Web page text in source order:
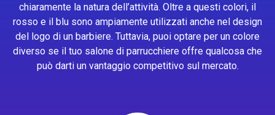
chiaramente la natura dell’attività. Oltre a questi colori, il
rosso e il blu sono ampiamente utilizzati anche nel design
del logo di un barbiere. Tuttavia, puoi optare per un colore
diverso se il tuo salone di parrucchiere offre qualcosa che
può darti un vantaggio competitivo sul mercato.